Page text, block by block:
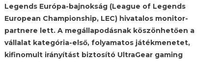
Legends Európa-bajnokság (League of Legends
European Championship, LEC) hivatalos monitor-
partnere lett. A megállapodásnak köszönhetően a
vállalat kategória-első, folyamatos játékmenetet,
kifinomult irányítást biztosító UltraGear gaming